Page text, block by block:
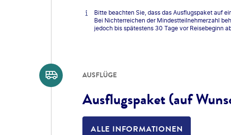
Bitte beachten Sie, dass das Ausflugspaket auf
Bei Nichterreichen der Mindestteilnehmerzahl
jedoch bis spätestens 30 Tage vor Reisebeginn
AUSFLÜGE
Ausflugspaket (auf
ALLE INFORMATIONEN